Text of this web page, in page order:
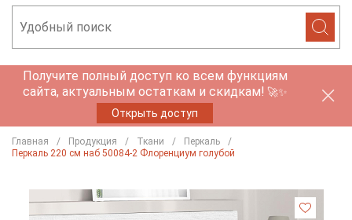
Получите полный доступ ко всем функциям
сайта, актуальным остаткам и скидкам! 🚀✨
Открыть доступ
Главная Продукция Ткани
Перкаль
Перкаль 220 см наб 50084-2 Флоренциум голубой